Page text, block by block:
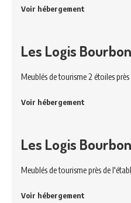
Voir hébergement
Les Logis
Meublés de tourisme 2 étoiles
Voir hébergement
Les Logis
Meublés de tourisme près de
Voir hébergement